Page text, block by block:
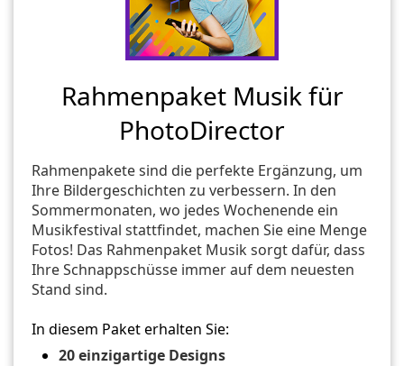
Rahmenpaket Musik für
PhotoDirector
Rahmenpakete sind die perfekte Ergänzung, um
Ihre Bildergeschichten zu verbessern. In den
Sommermonaten, wo jedes Wochenende ein
Musikfestival stattfindet, machen Sie eine Menge
Fotos! Das Rahmenpaket Musik sorgt dafür, dass
Ihre Schnappschüsse immer auf dem neuesten
Stand sind.
In diesem Paket erhalten Sie:
20 einzigartige Designs